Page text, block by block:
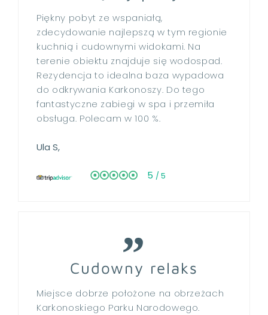
REZYDENCJA
GÓRSKI DOMEK
SPA & BASEN
ATRAKCJE
Piękny pobyt ze wspaniałą,
zdecydowanie najlepszą w tym regionie
kuchnią i cudownymi widokami. Na
terenie obiektu znajduje się wodospad.
Rezydencja to idealna baza wypadowa
do odkrywania Karkonoszy. Do tego
fantastyczne zabiegi w spa i przemiła
obsługa. Polecam w 100 %.
Ula S,
5 / 5
Cudowny relaks
Miejsce dobrze położone na obrzeżach
Karkonoskiego Parku Narodowego.